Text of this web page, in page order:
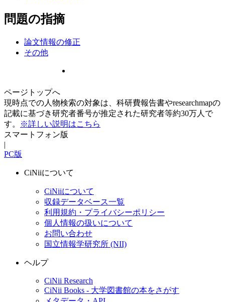
問題の指摘
論文情報の修正
その他
ページトップへ
現時点での人物検索の対象は、科研費報告書やresearchmapの
記載に基づき研究者番号が推定された研究者等約30万人で
す。
※詳しい説明はこちら
スマートフォン版
|
PC版
CiNiiについて
CiNiiについて
収録データベース一覧
利用規約・プライバシーポリシー
個人情報の扱いについて
お問い合わせ
国立情報学研究所 (NII)
ヘルプ
CiNii Research
CiNii Books - 大学図書館の本をさがす